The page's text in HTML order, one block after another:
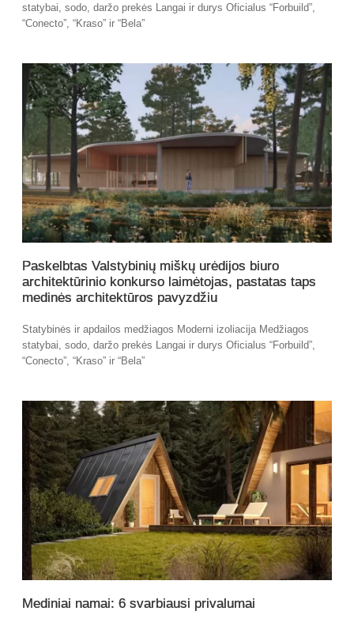
statybai, sodo, daržo prekės Langai ir durys Oficialus “Forbuild”,
“Conecto”, “Kraso” ir “Bela”
Paskelbtas Valstybinių miškų urėdijos biuro
architektūrinio konkurso laimėtojas, pastatas taps
medinės architektūros pavyzdžiu
Statybinės ir apdailos medžiagos Moderni izoliacija Medžiagos
statybai, sodo, daržo prekės Langai ir durys Oficialus “Forbuild”,
“Conecto”, “Kraso” ir “Bela”
Mediniai namai: 6 svarbiausi privalumai